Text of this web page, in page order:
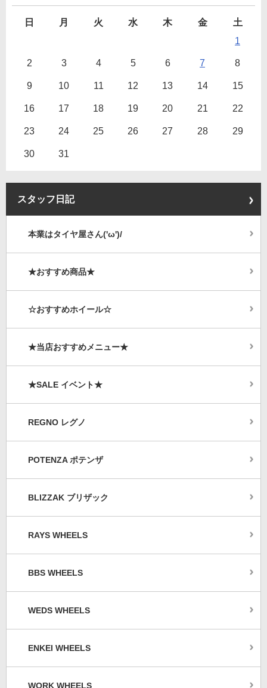
日 月 火 水 木 金
土
1
2 3 4 5 6 7 8
9 10 11 12 13 14 15
16 17 18 19 20 21 22
23 24 25 26 27 28 29
30 31
スタッフ日記
本業はタイヤ屋さん('ω')/
★おすすめ商品★
☆おすすめホイール☆
★当店おすすめメニュー★
★SALE イベント★
REGNO レグノ
POTENZA ポテンザ
BLIZZAK ブリザック
RAYS WHEELS
BBS WHEELS
WEDS WHEELS
ENKEI WHEELS
WORK WHEELS